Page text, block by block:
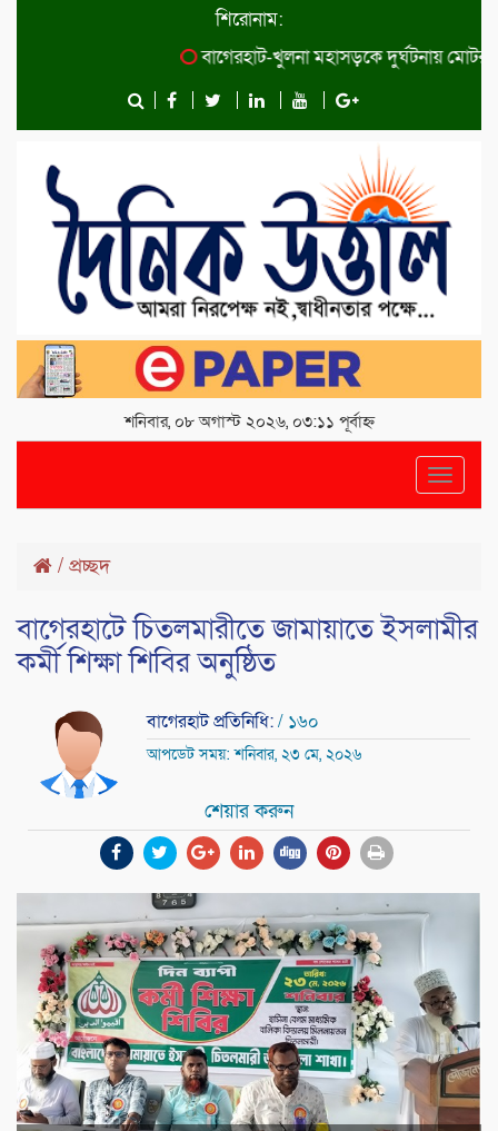
শিরোনাম:
বাগেরহাট-খুলনা মহাসড়কে ‌দুর্ঘটনায়
শনিবার, ০৮ অগাস্ট ২০২৬, ০৩:১১ পূর্বাহ্ন
Toggle
/ প্রচ্ছদ
বাগেরহাটে চিতলমারীতে জামায়াতে ইসলামীর
কর্মী শিক্ষা শিবির অনুষ্ঠিত
বাগেরহাট প্রতিনিধি:/ ১৬০
আপডেট সময়: শনিবার, ২৩ মে, ২০২৬
শেয়ার করুন